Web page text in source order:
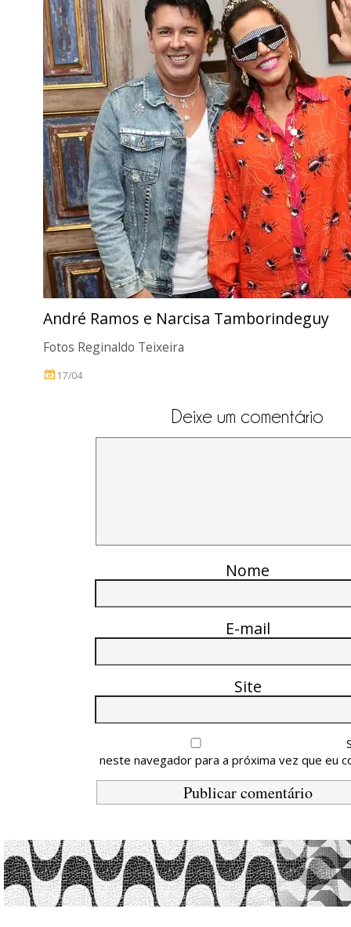
André Ramos e Narcisa Tamborindeguy
Fotos Reginaldo Teixeira
17/04
Deixe um comentário
Nome
E-mail
Site
neste navegador para a próxima vez que eu